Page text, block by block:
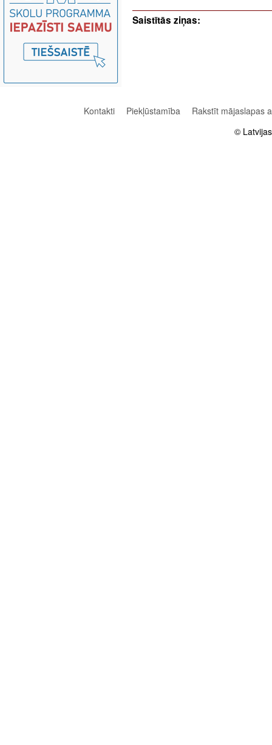
Saistītās ziņas:
Kontakti Piekļūstamība
Rakstīt mājaslapas
©